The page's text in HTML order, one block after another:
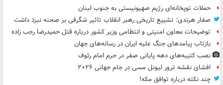
حملات توپخانه‌ای رژیم صهیونیستی به جنوب لبنان
صفار هرندی: تشییع تاریخی رهبر انقلاب تاثیر شگرفی بر صحنه نبرد داشت
توضیحات معاون امنیتی و انتظامی وزیر کشور درباره قتل حمیدرضا رجب زاده
بازتاب پیامدهای جنگ علیه ایران در رسانه‌های جهان
نصب کتیبه‌های دهه پایانی صفر در حرم امام رئوف
افشای نقشه ترور لیونل مسی در جام جهانی ۲۰۲۶
چند نکته درباره توافق مکه!